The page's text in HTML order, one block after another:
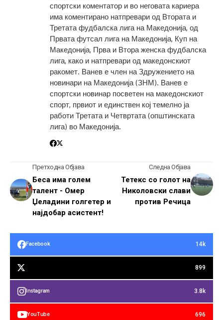
спортски коментатор и во неговата кариера
има коментирано натпревари од Втората и
Третата фудбалска лига на Македонија, од
Првата футсал лига на Македонија, Куп на
Македонија, Прва и Втора женска фудбалска
лига, како и натпревари од македонскиот
ракомет. Ванев е член на Здружението на
новинари на Македонија (ЗНМ). Ванев е
спортски новинар посветен на македонскиот
спорт, првиот и единствен кој темелно ја
работи Третата и Четвртата (општинската
лига) во Македонија.
Претходна Објава
Беса има голем
талент - Омер
Џеладини голгетер и
најдобар асистент!
Следна Објава
Тетекс со голот на
Николовски слави
против Речица
Facebook 14k
899
Instagram 3.8k
YouTube 696